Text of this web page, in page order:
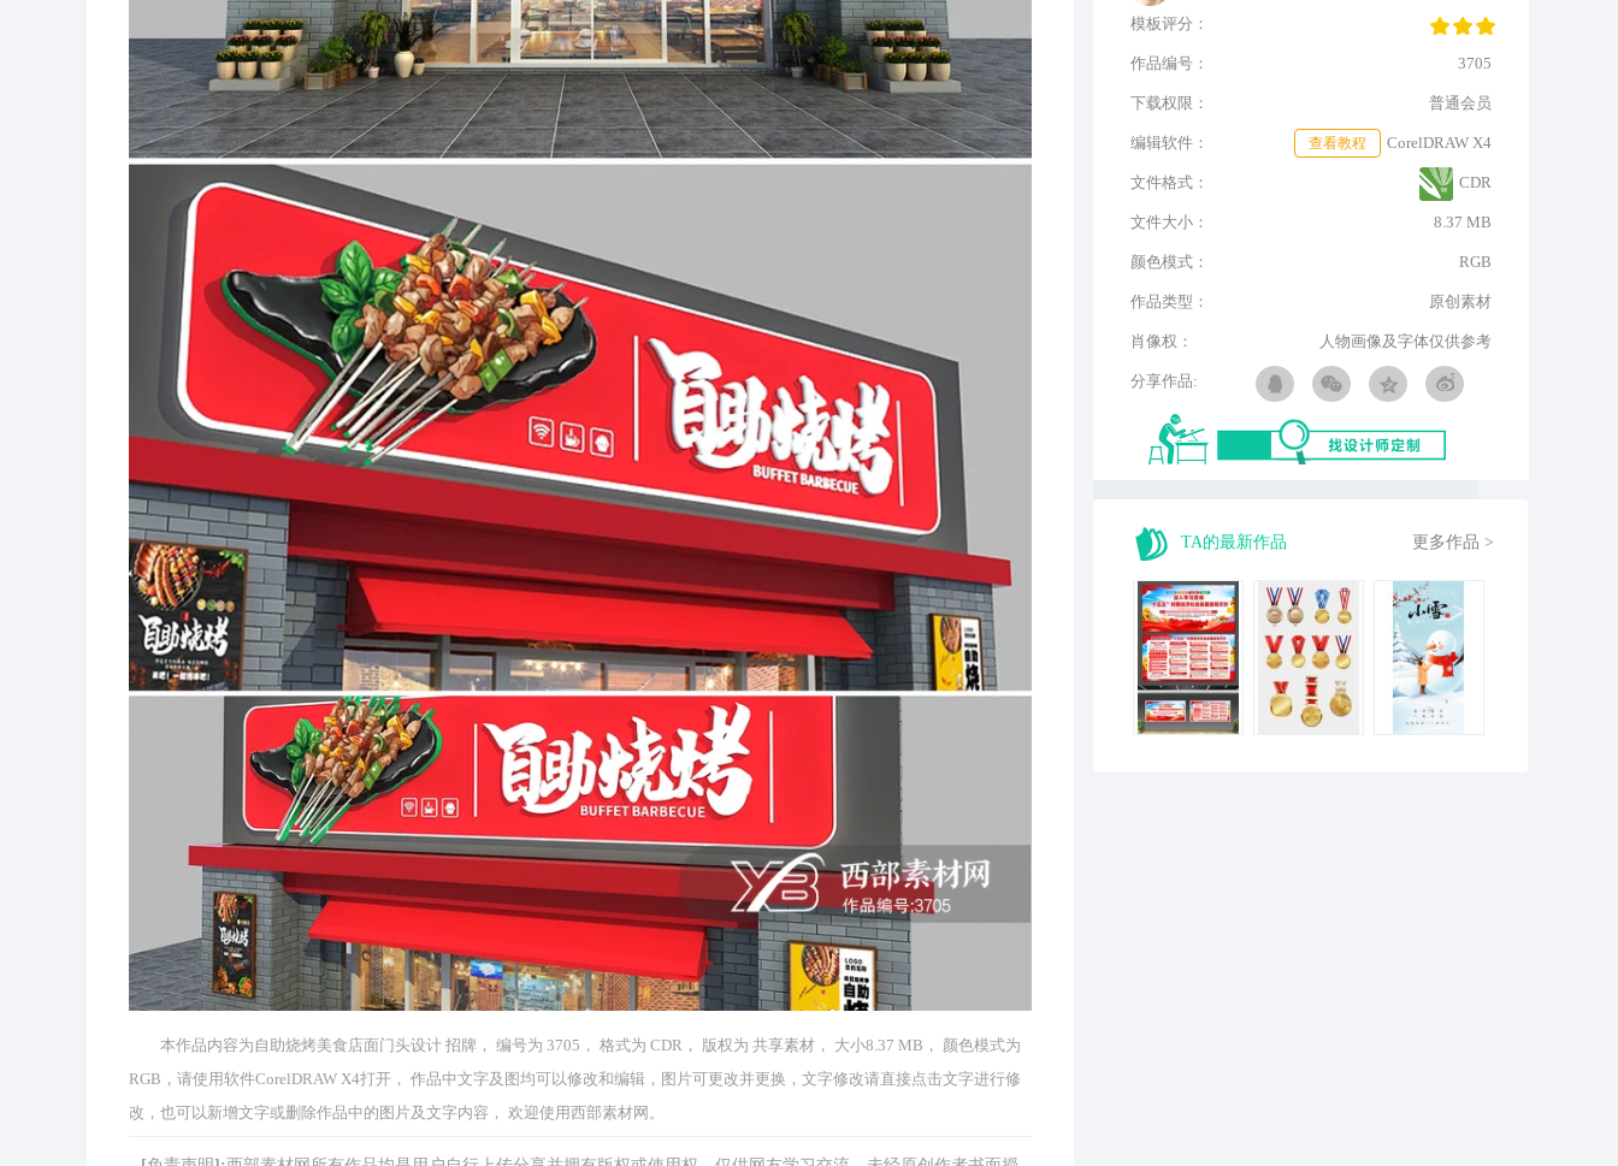
本作品内容为自助烧烤美食店面门头设计 招牌， 编号为 3705， 格式为 CDR， 版权为 共享素材， 大小8.37 MB， 颜色模式为
RGB，请使用软件CorelDRAW X4打开， 作品中文字及图均可以修改和编辑，图片可更改并更换，文字修改请直接点击文字进行修
改，也可以新增文字或删除作品中的图片及文字内容， 欢迎使用西部素材网。
模板评分：
作品编号： 3705
下载权限： 普通会员
编辑软件： CorelDRAW X4
查看教程
文件格式： CDR
文件大小： 8.37 MB
颜色模式： RGB
作品类型： 原创素材
肖像权： 人物画像及字体仅供参考
分享作品:
TA的最新作品 更多作品 >